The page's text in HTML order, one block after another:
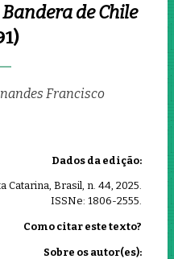
de Chile
Francisco
Dados da edição:
Catarina, Brasil, n. 44, 2025.
ISSNe: 1806-2555.
Como citar este texto?
Sobre os autor(es):